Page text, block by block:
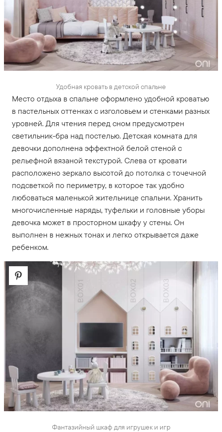
Удобная кровать в детской спальне
Место отдыха в спальне оформлено удобной кроватью
в пастельных оттенках с изголовьем и стенками разных
уровней. Для чтения перед сном предусмотрен
светильник-бра над постелью. Детская комната для
девочки дополнена эффектной белой стеной с
рельефной вязаной текстурой. Слева от кровати
расположено зеркало высотой до потолка с точечной
подсветкой по периметру, в которое так удобно
любоваться маленькой жительнице спальни. Хранить
многочисленные наряды, туфельки и головные уборы
девочка может в просторном шкафу у стены. Он
выполнен в нежных тонах и легко открывается даже
ребенком.
Фантазийный шкаф для игрушек и игр